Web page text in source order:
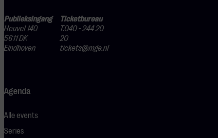
Publieksingang
Heuvel 140
5611 DK
Eindhoven
Ticketbureau
T.040 - 244 20
20
tickets@mge.nl
Agenda
Alle events
Series